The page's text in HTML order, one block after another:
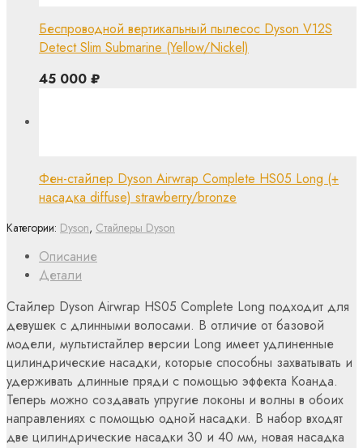
Описание
Детали
Стайлер Dyson Airwrap HS05 Complete Long подходит для
девушек с длинными волосами. В отличие от базовой
модели, мультистайлер версии Long имеет удлиненные
цилиндрические насадки, которые способны захватывать и
удерживать длинные пряди с помощью эффекта Коанда.
Теперь можно создавать упругие локоны и волны в обоих
направлениях с помощью одной насадки. В набор входят
две цилиндрические насадки 30 и 40 мм, новая насадка
Категории: Dyson, Стайлеры Dyson
Беспроводной вертикальный пылесос Dyson V12S
Detect Slim Submarine (Yellow/Nickel)
45 000 ₽
Фен-стайлер Dyson Airwrap Complete HS05 Long (+
насадка diffuse) strawberry/bronze